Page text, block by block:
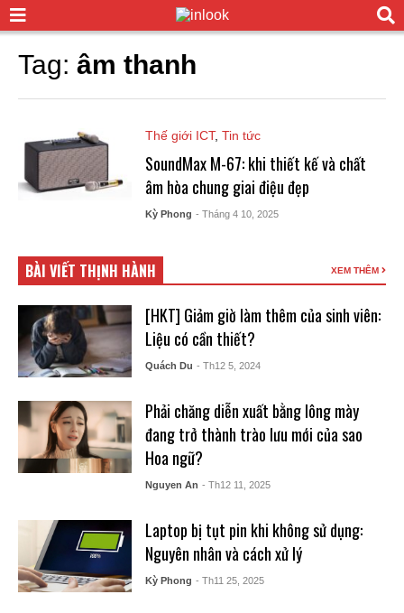
Tag: âm thanh
Thế giới ICT, Tin tức
SoundMax M-67: khi thiết kế và chất
âm hòa chung giai điệu đẹp
Kỳ Phong - Tháng 4 10, 2025
BÀI VIẾT THỊNH HÀNH XEM THÊM
[HKT] Giảm giờ làm thêm của sinh viên:
Liệu có cần thiết?
Quách Du - Th12 5, 2024
Phải chăng diễn xuất bằng lông mày
đang trở thành trào lưu mới của sao
Hoa ngữ?
Nguyen An - Th12 11, 2025
Laptop bị tụt pin khi không sử dụng:
Nguyên nhân và cách xử lý
Kỳ Phong - Th11 25, 2025